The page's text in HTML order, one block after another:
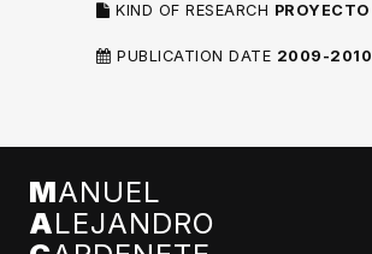
KIND OF RESEARCH PROYECTO
PUBLICATION DATE 2009-2010
MANUEL
ALEJANDRO